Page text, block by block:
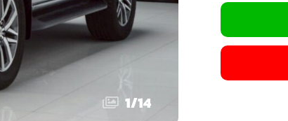
1/14